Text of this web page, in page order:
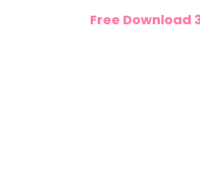
Free Download